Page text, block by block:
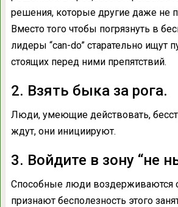
решения, которые другие даже не
Вместо того чтобы погрязнуть в
лидеры “can-do” старательно ищут
стоящих перед ними препятствий.
2. Взять быка за рога.
Люди, умеющие действовать,
ждут, они инициируют.
3. Войдите в зону “не
Способные люди воздерживаются
признают бесполезность этого